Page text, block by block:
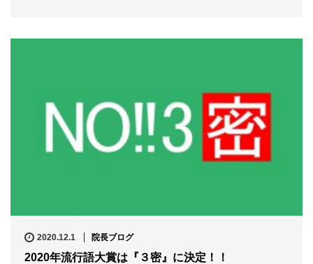
2020.12.1 院長ブログ
2020年流行語大賞は『３密』に決定！！